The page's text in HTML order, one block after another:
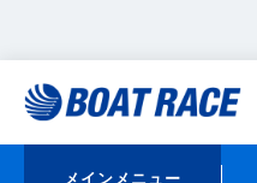
メインメニュー